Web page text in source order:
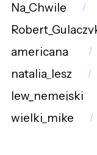
Na_Chwilę
americana_
natalia_lesz
lew_nemejski
wielki_mike